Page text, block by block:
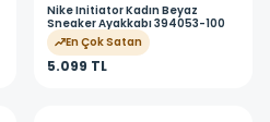
NikeInitiator Kadın Beyaz
Sneaker Ayakkabı 394053-100
En Çok Satan
5.099 TL